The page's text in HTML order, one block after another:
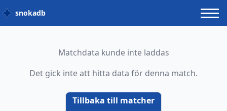
snokadb
Matchdata kunde inte laddas
Det gick inte att hitta data för denna match.
Tillbaka till matcher